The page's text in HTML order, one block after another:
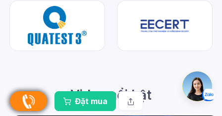
Đặt mua
Video nổi bật